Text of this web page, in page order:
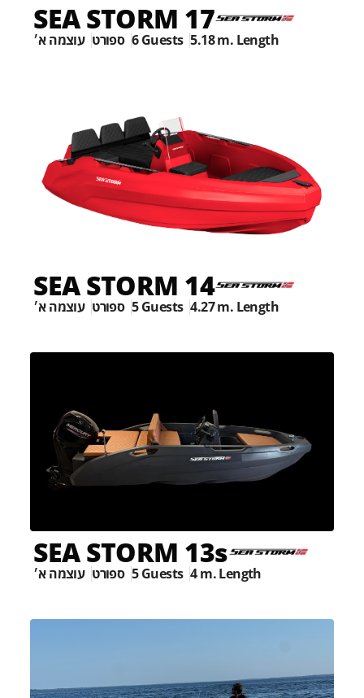
SEA STORM 17
עוצמה א׳ ספורט 6 Guests 5.18 m. Length
SEA STORM 14
עוצמה א׳ ספורט 5 Guests 4.27 m. Length
SEA STORM 13s
עוצמה א׳ ספורט 5 Guests 4 m. Length